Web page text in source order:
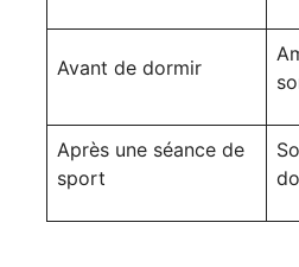
Avant de dormir
Après une séance de
sport